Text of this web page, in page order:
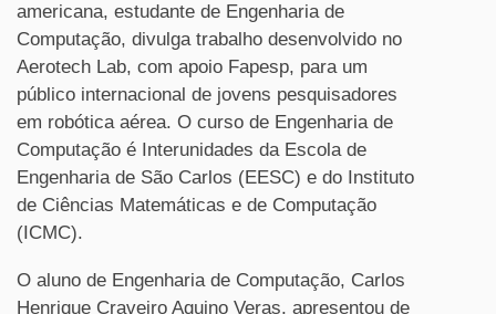
americana, estudante de Engenharia de
Computação, divulga trabalho desenvolvido no
Aerotech Lab, com apoio Fapesp, para um
público internacional de jovens pesquisadores
em robótica aérea. O curso de Engenharia de
Computação é Interunidades da Escola de
Engenharia de São Carlos (EESC) e do Instituto
de Ciências Matemáticas e de Computação
(ICMC).
O aluno de Engenharia de Computação, Carlos
Henrique Craveiro Aquino Veras, apresentou de